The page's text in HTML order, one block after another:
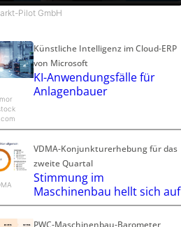
Pilot GmbH
Künstliche Intelligenz im Cloud-ERP
von Microsoft
KI-Anwendungsfälle für
Anlagenbauer
VDMA-Konjunkturerhebung für das
zweite Quartal
Stimmung im
Maschinenbau hellt sich auf
PWC-Maschinenbau-Barometer